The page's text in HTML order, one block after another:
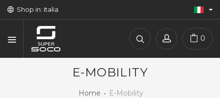
Shop in: Italia
0
E-MOBILITY
Home E-Mobility